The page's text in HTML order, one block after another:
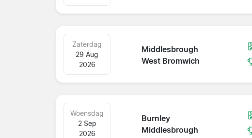
Middlesbrough
West Bromwich
Zaterdag
29 Aug
2026
Burnley
Middlesbrough
Woensdag
2 Sep
2026